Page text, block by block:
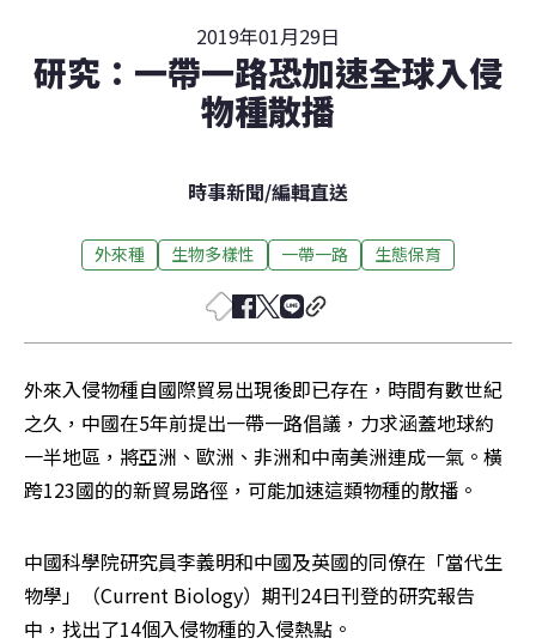
2019年01月29日
研究：一帶一路恐加速全球入侵
物種散播
時事新聞/編輯直送
外來種 生物多樣性 一帶一路 生態保育
外來入侵物種自國際貿易出現後即已存在，時間有數世紀
之久，中國在5年前提出一帶一路倡議，力求涵蓋地球約
一半地區，將亞洲、歐洲、非洲和中南美洲連成一氣。橫
跨123國的的新貿易路徑，可能加速這類物種的散播。
中國科學院研究員李義明和中國及英國的同僚在「當代生
物學」（Current Biology）期刊24日刊登的研究報告
中，找出了14個入侵物種的入侵熱點。